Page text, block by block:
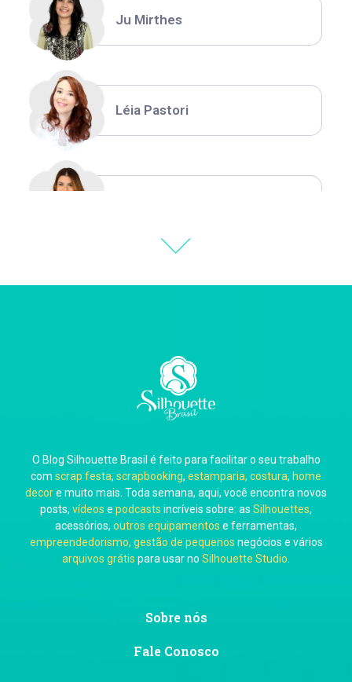
Ju Mirthes
Léia Pastori
Carla Eschberger
Carol Pessoa
Ju Mirthes
O Blog Silhouette Brasil é feito para facilitar o seu trabalho
com scrap festa, scrapbooking, estamparia, costura, home
decore muito mais. Toda semana, aqui, você encontra novos
posts, vídeos e podcasts incríveis sobre: as Silhouettes,
acessórios, outros equipamentos e ferramentas,
empreendedorismo, gestão de pequenos negócios e vários
arquivos grátis para usar no Silhouette Studio
Sobre nós
Fale Conosco